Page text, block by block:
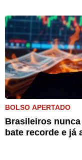
BOLSO APERTADO
Brasileiros
bate recorde e já